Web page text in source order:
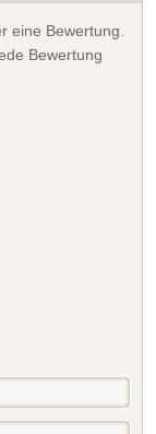
eine Bewertung.
Bewertung